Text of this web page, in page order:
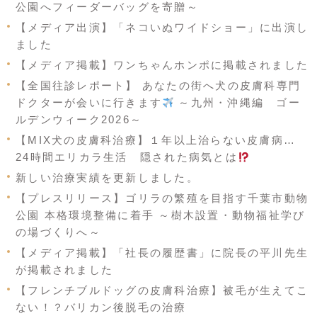
公園へフィーダーバッグを寄贈～
【メディア出演】「ネコいぬワイドショー」に出演し
ました
【メディア掲載】ワンちゃんホンポに掲載されました
【全国往診レポート】 あなたの街へ犬の皮膚科専門
ドクターが会いに行きます
～九州・沖縄編 ゴー
ルデンウィーク2026～
【MIX犬の皮膚科治療】１年以上治らない皮膚病…
24時間エリカラ生活 隠された病気とは
新しい治療実績を更新しました。
【プレスリリース】ゴリラの繁殖を目指す千葉市動物
公園 本格環境整備に着手 ～樹木設置・動物福祉学び
の場づくりへ～
【メディア掲載】「社長の履歴書」に院長の平川先生
が掲載されました
【フレンチブルドッグの皮膚科治療】被毛が生えてこ
ない！？バリカン後脱毛の治療